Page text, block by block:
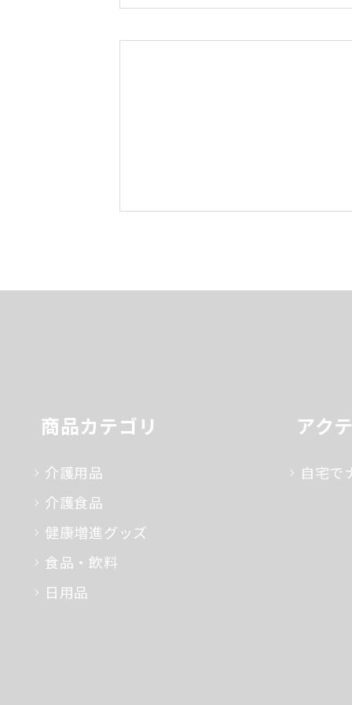
商品カテゴリ
介護用品
介護食品
健康増進グッズ
食品・飲料
日用品
アク
自宅で